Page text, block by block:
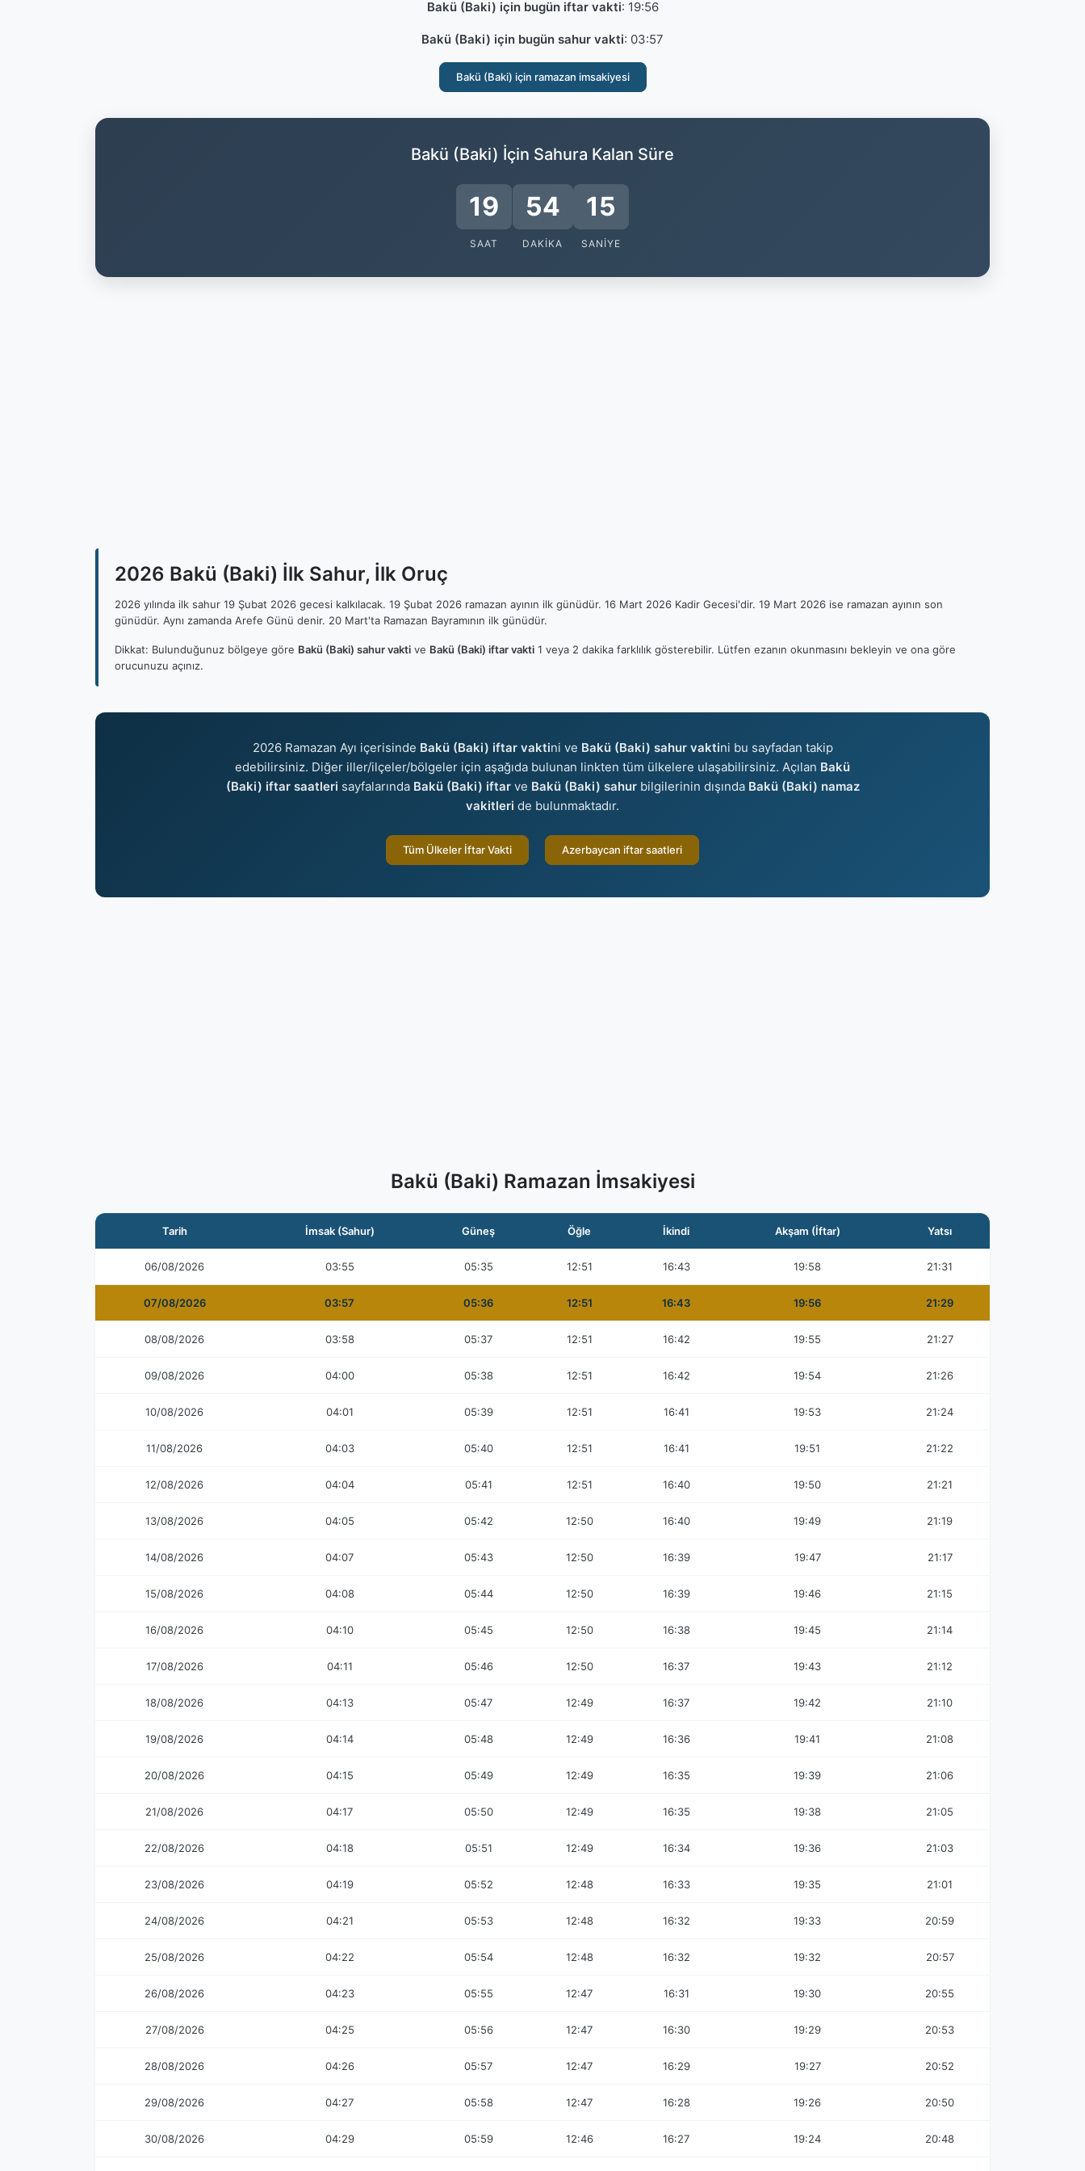
Bakü (Baki) için bugün iftar vakti: 19:56
Bakü (Baki) için bugün sahur vakti: 03:57
Bakü (Baki) için ramazan imsakiyesi
Bakü (Baki) İçin Sahura Kalan Süre
19
SAAT
54
DAKIKA
14
SANIYE
2026 Bakü (Baki) İlk Sahur, İlk Oruç
2026 yılında ilk sahur 19 Şubat 2026 gecesi kalkılacak. 19 Şubat 2026 ramazan ayının ilk günüdür. 16 Mart 2026 Kadir Gecesi'dir. 19 Mart 2026 ise ramazan ayının son
günüdür. Aynı zamanda Arefe Günü denir. 20 Mart'ta Ramazan Bayramının ilk günüdür.
Dikkat: Bulunduğunuz bölgeye göre Bakü (Baki) sahur vakti ve Bakü (Baki) iftar vakti 1 veya 2 dakika farklılık gösterebilir. Lütfen ezanın okunmasını bekleyin ve ona göre
orucunuzu açınız.
2026 Ramazan Ayı içerisinde Bakü (Baki) iftar vaktini ve Bakü (Baki) sahur vaktini bu sayfadan takip
edebilirsiniz. Diğer iller/ilçeler/bölgeler için aşağıda bulunan linkten tüm ülkelere ulaşabilirsiniz. Açılan Bakü
(Baki) iftar saatleri sayfalarında Bakü (Baki) iftarve Bakü (Baki) sahurbilgilerinin dışında Bakü (Baki) namaz
vakitleri de bulunmaktadır.
Tüm Ülkeler İftar Vakti Azerbaycan iftar saatleri
Bakü (Baki) Ramazan İmsakiyesi
Tarih İmsak (Sahur) Güneş Öğle İkindi Akşam (İftar) Yatsı
06/08/2026 03:55 05:35 12:51 16:43 19:58 21:31
07/08/2026 03:57 05:36 12:51 16:43 19:56 21:29
08/08/2026 03:58 05:37 12:51 16:42 19:55 21:27
09/08/2026 04:00 05:38 12:51 16:42 19:54 21:26
10/08/2026 04:01 05:39 12:51 16:41 19:53 21:24
11/08/2026 04:03 05:40 12:51 16:41 19:51 21:22
12/08/2026 04:04 05:41 12:51 16:40 19:50 21:21
13/08/2026 04:05 05:42 12:50 16:40 19:49 21:19
14/08/2026 04:07 05:43 12:50 16:39 19:47 21:17
15/08/2026 04:08 05:44 12:50 16:39 19:46 21:15
16/08/2026 04:10 05:45 12:50 16:38 19:45 21:14
17/08/2026 04:11 05:46 12:50 16:37 19:43 21:12
18/08/2026 04:13 05:47 12:49 16:37 19:42 21:10
19/08/2026 04:14 05:48 12:49 16:36 19:41 21:08
20/08/2026 04:15 05:49 12:49 16:35 19:39 21:06
21/08/2026 04:17 05:50 12:49 16:35 19:38 21:05
22/08/2026 04:18 05:51 12:49 16:34 19:36 21:03
23/08/2026 04:19 05:52 12:48 16:33 19:35 21:01
24/08/2026 04:21 05:53 12:48 16:32 19:33 20:59
25/08/2026 04:22 05:54 12:48 16:32 19:32 20:57
26/08/2026 04:23 05:55 12:47 16:31 19:30 20:55
27/08/2026 04:25 05:56 12:47 16:30 19:29 20:53
28/08/2026 04:26 05:57 12:47 16:29 19:27 20:52
29/08/2026 04:27 05:58 12:47 16:28 19:26 20:50
30/08/2026 04:29 05:59 12:46 16:27 19:24 20:48